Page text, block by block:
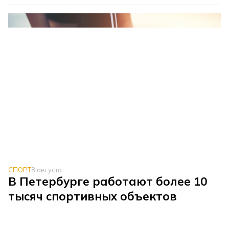
СПОРТ8 августа
В Петербурге работают более 10
тысяч спортивных объектов